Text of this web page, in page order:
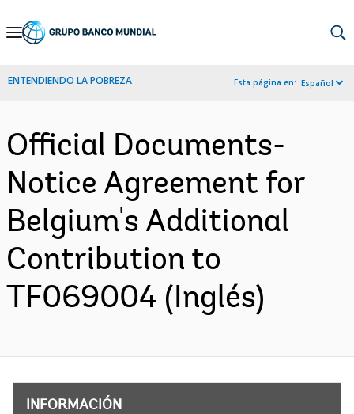
Skip
Navigation
ENTENDIENDO LA POBREZA Esta página en: Español
Official Documents-
Notice Agreement for
Belgium's Additional
Contribution to
TF069004 (Inglés)
INFORMACIÓN